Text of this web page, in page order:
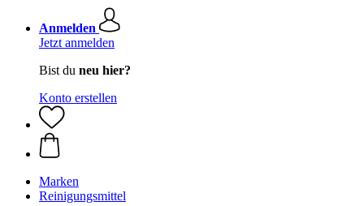
Anmelden
Jetzt anmelden
Bist du neu hier?
Konto erstellen
Marken
Reinigungsmittel